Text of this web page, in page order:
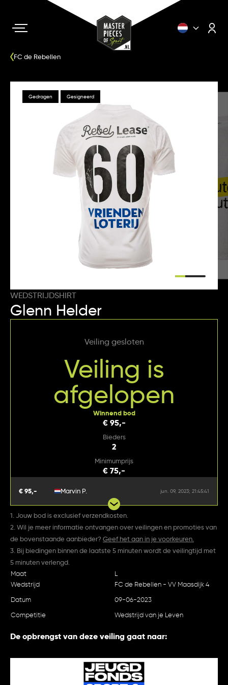
FC de Rebellen
Gedragen Gesigneerd
WEDSTRIJDSHIRT
Glenn Helder
Veiling gesloten
Veiling is
afgelopen
Winnend bod
€ 95,-
Bieders
2
Minimumprijs
€ 75,-
€ 95,- Marvin P. jun. 09, 2023; 21:45:41
1. Jouw bod is exclusief verzendkosten.
2. Wil je meer informatie ontvangen over veilingen en promoties van
de bovenstaande aanbieder?Geef het aan in je voorkeuren.
3. Bij biedingen binnen de laatste 5 minuten wordt de veilingtijd met
5 minuten verlengd.
Maat
L
Wedstrijd
FC de Rebellen - VV Maasdijk 4
Datum
09-06-2023
Competitie
Wedstrijd van je Leven
De opbrengst van deze veiling gaat naar: